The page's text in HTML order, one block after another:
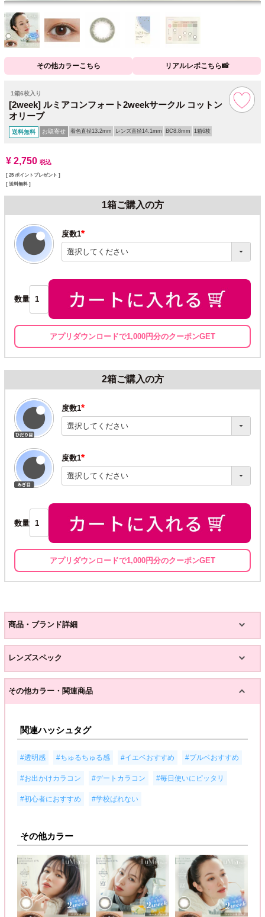
その他カラーこちら リアルレポこちら📸
1箱6枚入り
[2week] ルミアコンフォート2weekサークル コットン
オリーブ
送料無料 お取寄せ 着色直径13.2mm レンズ直径14.1mm BC8.8mm 1箱6枚
¥ 2,750 税込
[ 25 ポイントプレゼント ]
送料無料
1箱ご購入の方
度数1
(必
須)
数量
アプリダウンロードで1,000円分のクーポンGET
2箱ご購入の方
度数1
(必
須)
度数1
(必
須)
数量
アプリダウンロードで1,000円分のクーポンGET
商品・ブランド詳細
レンズスペック
その他カラー・関連商品
関連ハッシュタグ
#透明感 #ちゅるちゅる感 #イエベおすすめ #ブルベおすすめ
#お出かけカラコン #デートカラコン #毎日使いにピッタリ
#初心者におすすめ #学校ばれない
その他カラー